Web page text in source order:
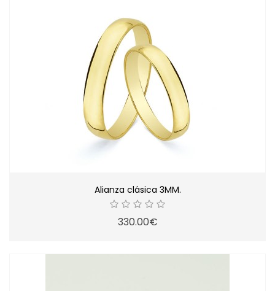
Alianza clásica 3MM.
330.00€